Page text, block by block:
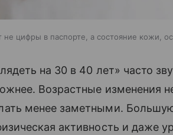
не цифры в паспорте, а состояние кожи,
на 30 в 40 лет» часто
Возрастные изменения
менее заметными.
активность и даже